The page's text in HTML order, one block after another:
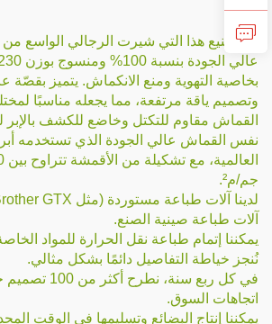
تم تصنيع هذا التي شيرت الرجالي الواسع
بخاصية التهوية ومنع الانكماش. يتميز بقصّة
وتصميم ياقة مرتفعة، مما يجعله مناسبًا
القماش مقاوم للتكتل وخاضع للكشف
نفس القماش عالي الجودة الذي تستخدمه أبرز
جم/م².
آلات طباعة صينية الصنع.
يمكننا إتمام طباعة نقل الحرارة للمواد
نُنجز خياطة التفاصيل دائمًا بشكل مثالي.
في كل ربع سنة،
اتجاهات السوق.
يمكننا إنتاج البضائع وتسليمها في الوقت